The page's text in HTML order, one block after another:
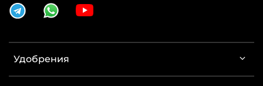
Удобрения